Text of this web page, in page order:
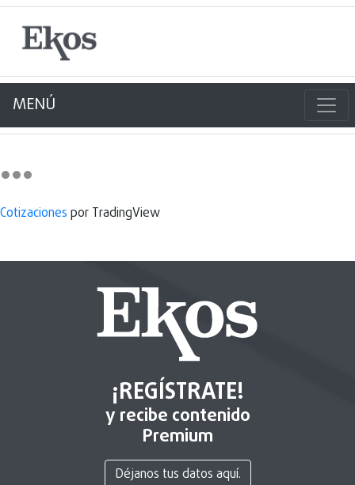
MENÚ
Cotizaciones por TradingView
¡REGÍSTRATE!
y recibe contenido
Premium
Déjanos tus datos aquí.